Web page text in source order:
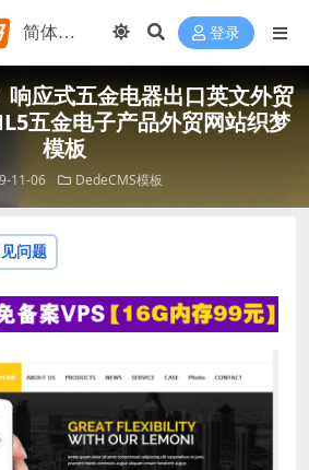
登录
响应式五金电器出口英文外贸
五金电子产品外贸网站织梦
模板
11-06 DedeCMS模板
问题